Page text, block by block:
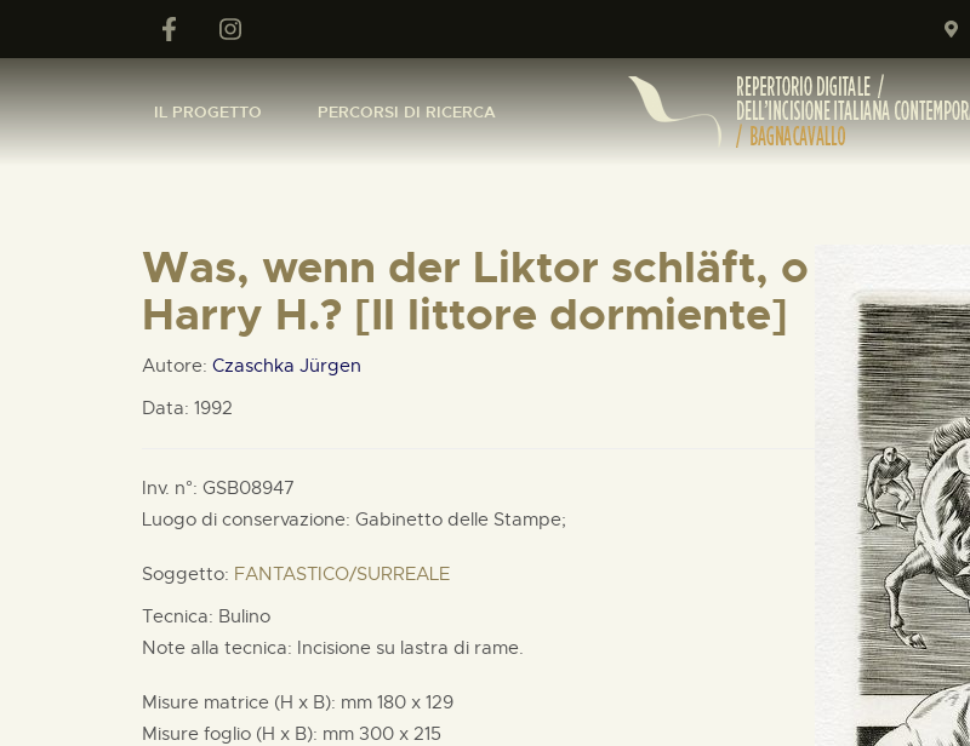
IL PROGETTO PERCORSI DI RICERCA
Was, wenn der Liktor schläft, o
Harry H.? [Il littore dormiente]
Autore: Czaschka Jürgen
Data: 1992
Inv. n°: GSB08947
Luogo di conservazione: Gabinetto delle Stampe;
Soggetto: FANTASTICO/SURREALE
Tecnica: Bulino
Note alla tecnica: Incisione su lastra di rame.
Misure matrice (H x B): mm 180 x 129
Misure foglio (H x B): mm 300 x 215